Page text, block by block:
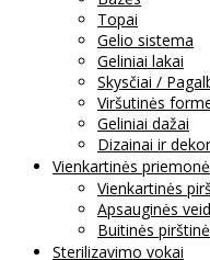
Topai
Gelio sistema
Geliniai lakai
Skysčiai /
Viršutinės
Geliniai dažai
Dizainai ir
Vienkartinės
Vienkartinės
Apsauginės
Buitinės
Sterilizavimo vokai